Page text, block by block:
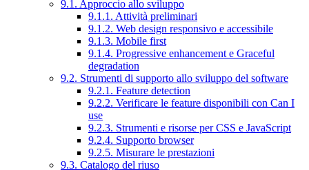
9.1. Approccio allo sviluppo
9.1.1. Attività preliminari
9.1.2. Web design responsivo e accessibile
9.1.3. Mobile first
9.1.4. Progressive enhancement e Graceful
degradation
9.2. Strumenti di supporto allo sviluppo del software
9.2.1. Feature detection
9.2.2. Verificare le feature disponibili con Can I
use
9.2.3. Strumenti e risorse per CSS e JavaScript
9.2.4. Supporto browser
9.2.5. Misurare le prestazioni
9.3. Catalogo del riuso